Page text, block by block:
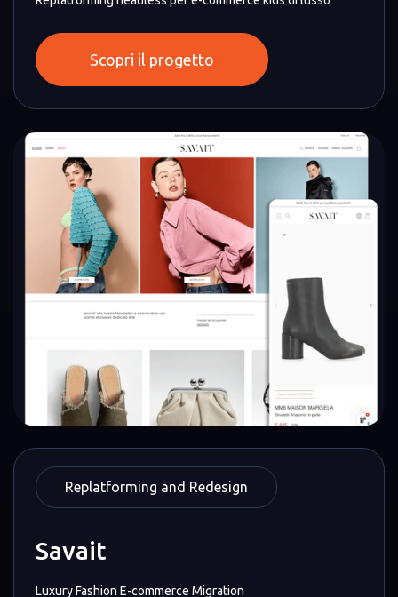
Scopri il progetto
Replatforming and Redesign
Savait
Luxury Fashion E-commerce Migration